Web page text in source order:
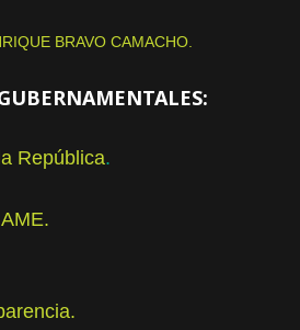
BRAVO CAMACHO.
República.